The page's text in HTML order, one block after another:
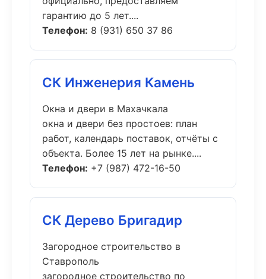
гарантию до 5 лет....
Телефон: 8 (931) 650 37 86
СК Инженерия Камень
Окна и двери в Махачкала
окна и двери без простоев: план
работ, календарь поставок, отчёты с
объекта. Более 15 лет на рынке....
Телефон: +7 (987) 472-16-50
СК Дерево Бригадир
Загородное строительство в
Ставрополь
загородное строительство по